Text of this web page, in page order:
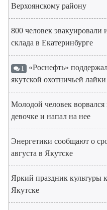
Верхоянскому району
800 человек эвакуировали
склада в Екатеринбурге
1 «Роснефть»
якутской охотничьей лайки
Молодой человек ворвался
девочке и напал на нее
Энергетики сообщают о
августа в Якутске
Яркий праздник культуры
Якутске